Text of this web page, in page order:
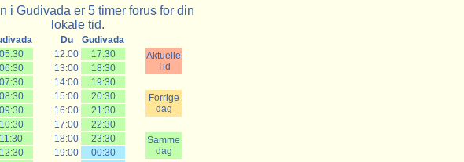
i Gudivada er 5 timer forus for din
lokale tid.
Du
Gudivada
05:30 12:00 17:30
Aktuelle
Tid
06:30 13:00
18:30
07:30 14:00
19:30
08:30 15:00 20:30
Forrige
dag
09:30 16:00
21:30
10:30 17:00
22:30
11:30 18:00 23:30
Samme
dag
12:30 19:00
00:30